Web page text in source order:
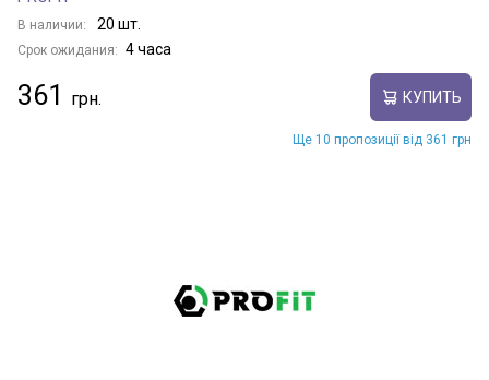
В наличии: 20 шт.
Срок ожидания: 4 часа
361 КУПИТЬ
Ще 10 пропозиції від 361 грн